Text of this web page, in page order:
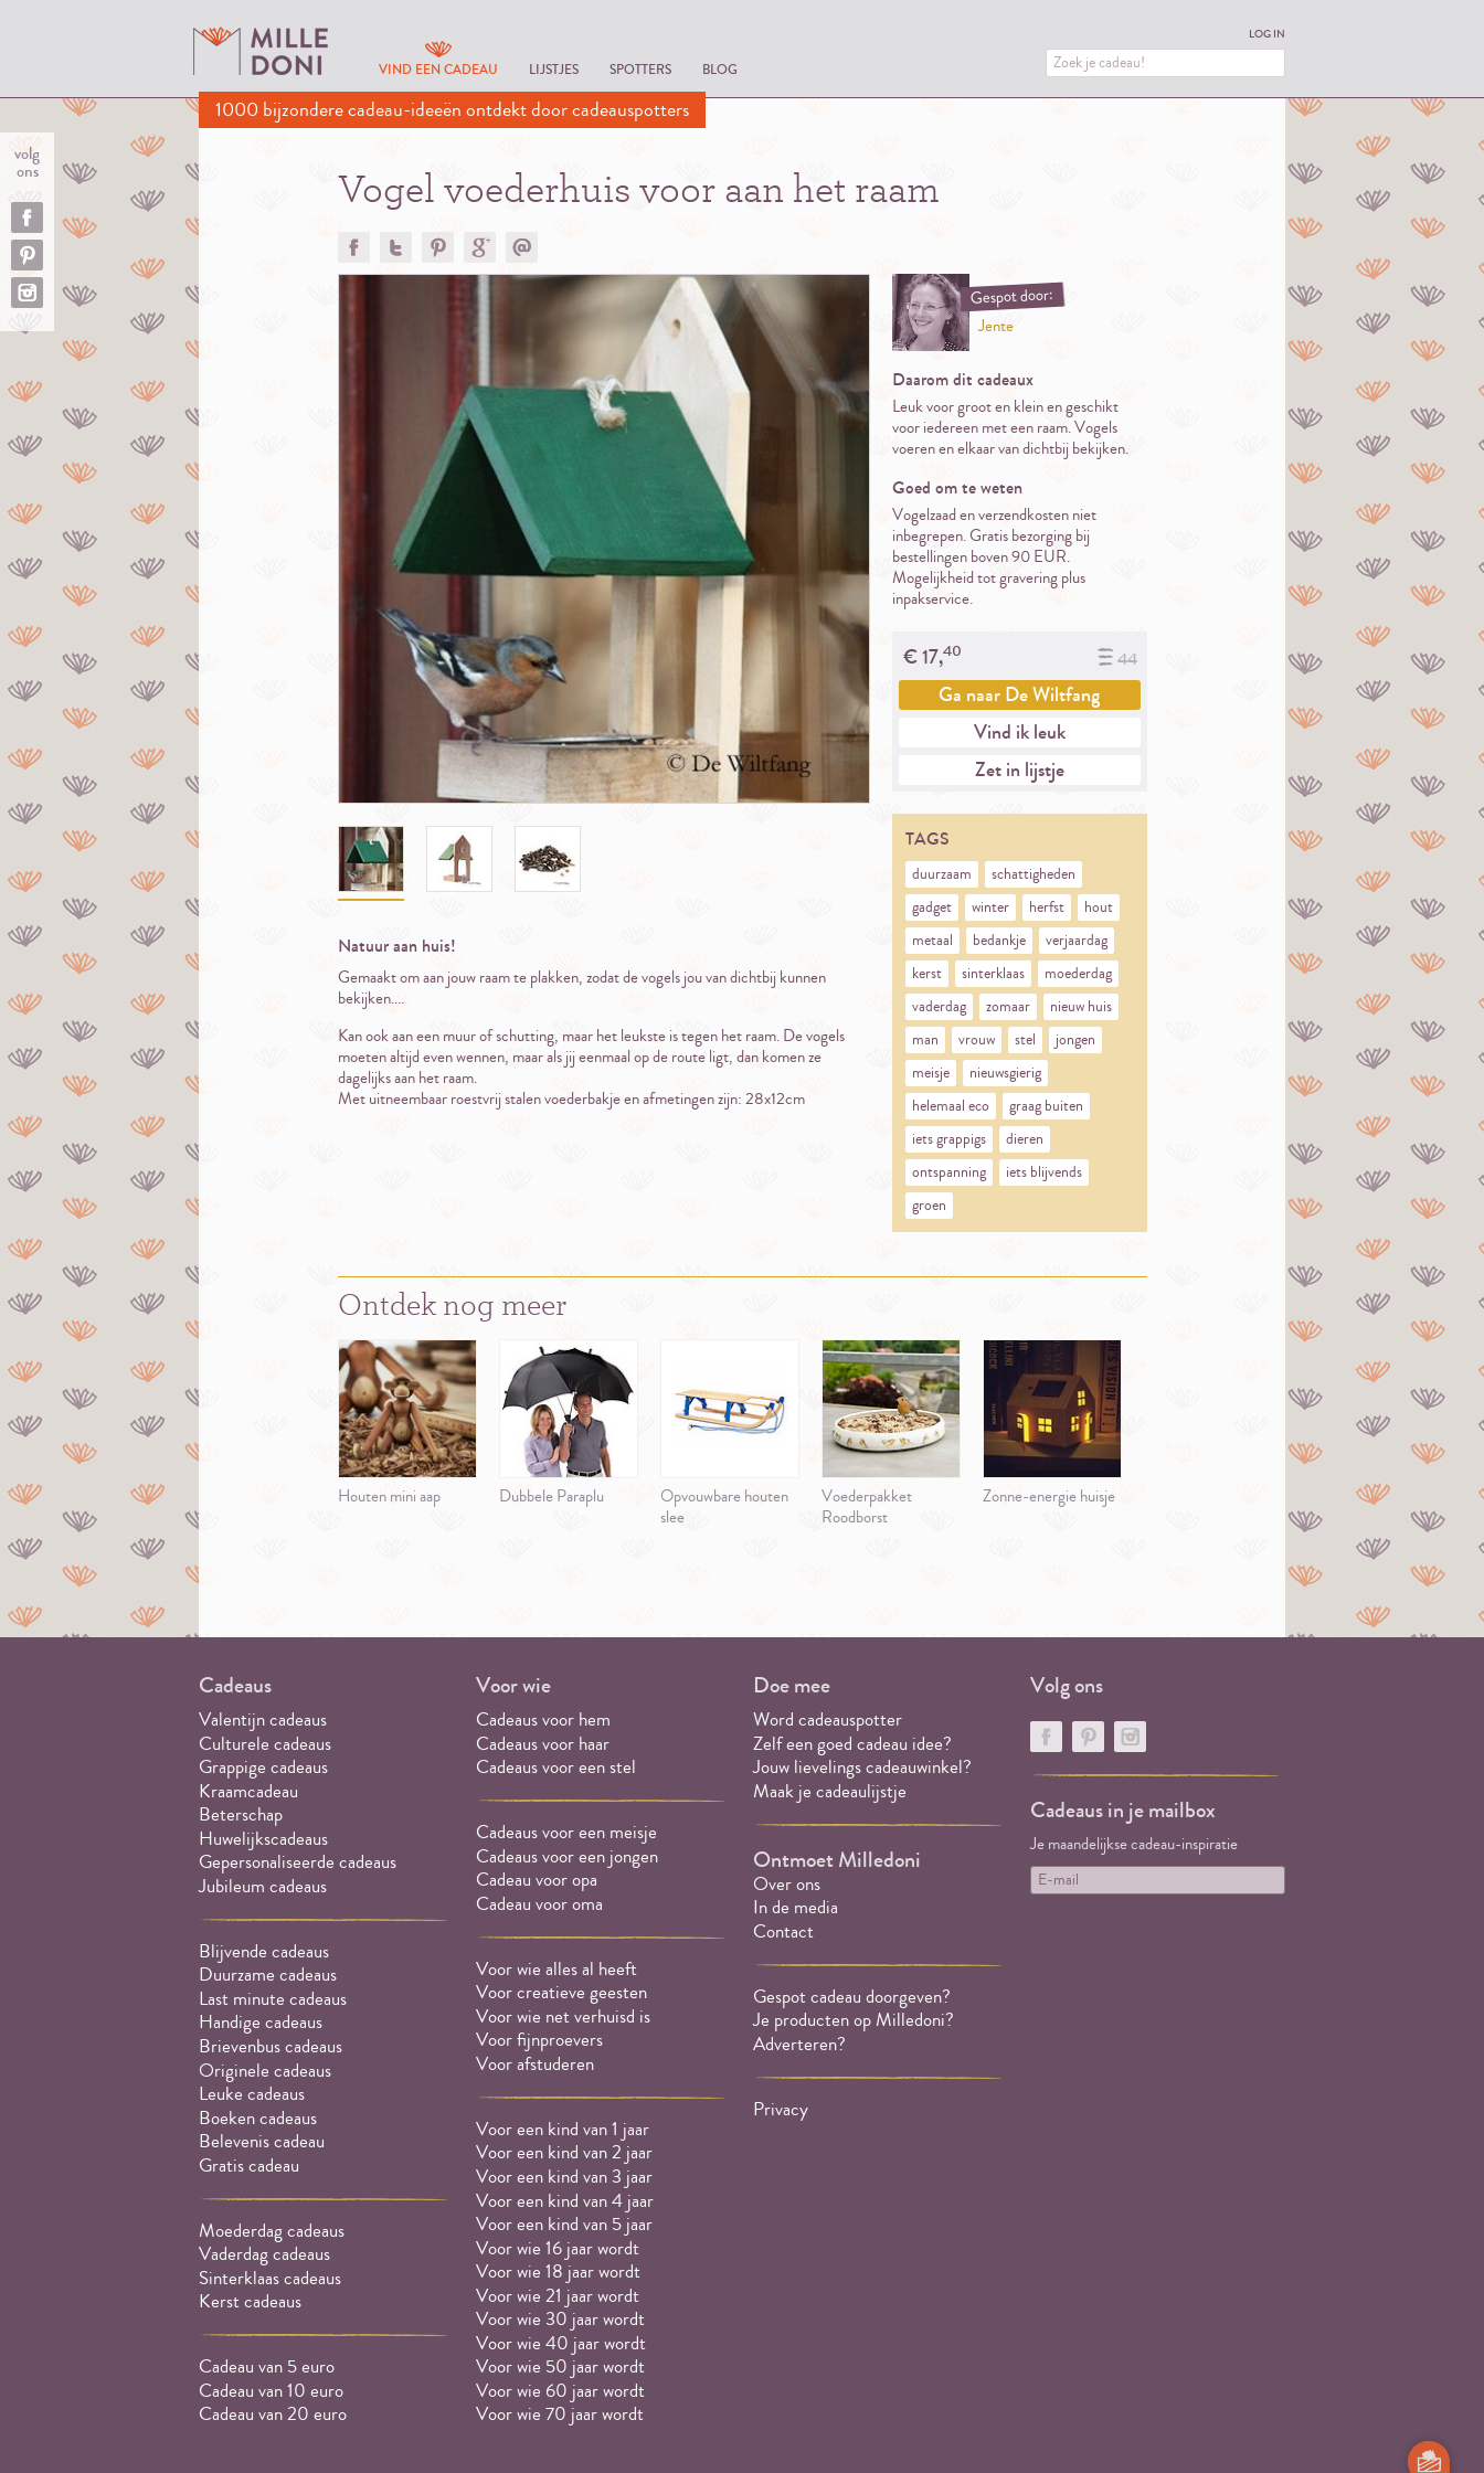
VIND EEN CADEAU LIJSTJES SPOTTERS BLOG
LOG IN
1000 bijzondere cadeau-ideeën ontdekt door cadeauspotters
volg
ons Vogel voederhuis voor aan het raam
Natuur aan huis!
Gemaakt om aan jouw raam te plakken, zodat de vogels jou van dichtbij kunnen
bekijken....
Kan ook aan een muur of schutting, maar het leukste is tegen het raam. De vogels
moeten altijd even wennen, maar als jij eenmaal op de route ligt, dan komen ze
dagelijks aan het raam.
Met uitneembaar roestvrij stalen voederbakje en afmetingen zijn: 28x12cm
Gespot door:
Jente
Daarom dit cadeaux
Leuk voor groot en klein en geschikt
voor iedereen met een raam. Vogels
voeren en elkaar van dichtbij bekijken.
Goed om te weten
Vogelzaad en verzendkosten niet
inbegrepen. Gratis bezorging bij
bestellingen boven 90 EUR.
Mogelijkheid tot gravering plus
inpakservice.
44
€17,40
Ga naarDe Wiltfang
Vind ik leuk
Zet in lijstje
TAGS
duurzaam
schattigheden
gadget
winter herfst
hout
metaal
bedankje
verjaardag
kerst
sinterklaas
moederdag
vaderdag
zomaar
nieuw huis
man
vrouw stel
jongen
meisje
nieuwsgierig
helemaal eco
graag buiten
iets grappigs
dieren
ontspanning
iets blijvends
groen
Ontdek nog meer
Houten mini aap Dubbele Paraplu
Opvouwbare houten
slee
Voederpakket
Roodborst
Zonne-energie huisje
Cadeaus
Valentijn cadeaus
Culturele cadeaus
Grappige cadeaus
Kraamcadeau
Beterschap
Huwelijkscadeaus
Gepersonaliseerde cadeaus
Jubileum cadeaus
Blijvende cadeaus
Duurzame cadeaus
Last minute cadeaus
Handige cadeaus
Brievenbus cadeaus
Originele cadeaus
Leuke cadeaus
Boeken cadeaus
Belevenis cadeau
Gratis cadeau
Moederdag cadeaus
Vaderdag cadeaus
Sinterklaas cadeaus
Kerst cadeaus
Cadeau van 5 euro
Cadeau van 10 euro
Cadeau van 20 euro
Voor wie
Cadeaus voor hem
Cadeaus voor haar
Cadeaus voor een stel
Cadeaus voor een meisje
Cadeaus voor een jongen
Cadeau voor opa
Cadeau voor oma
Voor wie alles al heeft
Voor creatieve geesten
Voor wie net verhuisd is
Voor fijnproevers
Voor afstuderen
Voor een kind van 1 jaar
Voor een kind van 2 jaar
Voor een kind van 3 jaar
Voor een kind van 4 jaar
Voor een kind van 5 jaar
Voor wie 16 jaar wordt
Voor wie 18 jaar wordt
Voor wie 21 jaar wordt
Voor wie 30 jaar wordt
Voor wie 40 jaar wordt
Voor wie 50 jaar wordt
Voor wie 60 jaar wordt
Voor wie 70 jaar wordt
Doe mee
Word cadeauspotter
Zelf een goed cadeau idee?
Jouw lievelings cadeauwinkel?
Maak je cadeaulijstje
Ontmoet Milledoni
Over ons
In de media
Contact
Gespot cadeau doorgeven?
Je producten op Milledoni?
Adverteren?
Privacy
Volg ons
Cadeaus in je mailbox
Je maandelijkse cadeau-inspiratie